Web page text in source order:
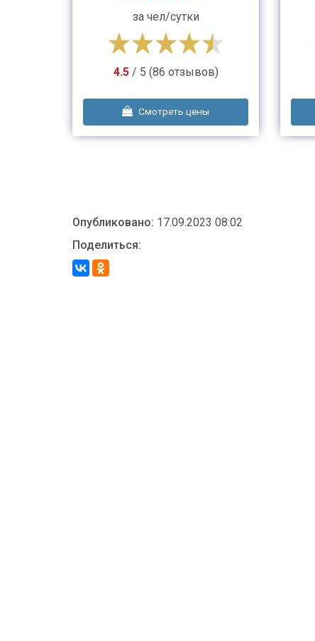
за чел/сутки
Смотреть цены
4.5/ 5 (86 отзывов)
Опубликовано: 17.09.2023 08:02
Поделиться: